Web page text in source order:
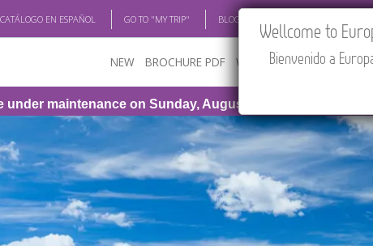
EN ESPAÑOL GO TO "MY TRIP" BLOG
NEW BROCHURE PDF WHERE TO BUY
August 9th, from 1:00 PM to 3:30 PM (CEST/Madrid).
Wellcome to
Bienvenido a